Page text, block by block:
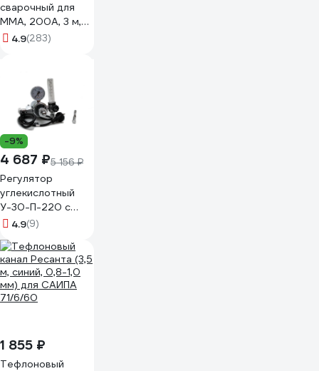
сварочный для
MMA, 200А, 3 м,
разъем DX25
4.9(283)
-9%
4 687 ₽5 156 ₽
Регулятор
углекислотный
У-30-П-220 с
подогревом 220В
ИНКО
00000148358
4.9(9)
1 855 ₽
Тефлоновый